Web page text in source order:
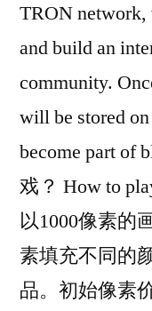
TRON network,
and build an
community.
will be stored
become part of
戏？ How to
以1000像素的
素填充不同的
品。初始像素